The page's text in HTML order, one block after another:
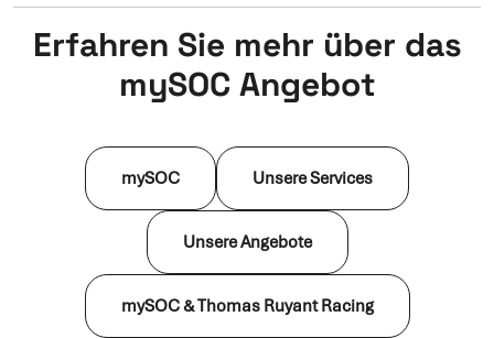
Erfahren Sie mehr über das
mySOC Angebot
mySOC Unsere Services
Unsere Angebote
mySOC & Thomas Ruyant Racing